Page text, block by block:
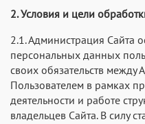
2. Условия и цели
2.1. Администрация Сайта
персональных данных
своих обязательств между
Пользователем в рамках
деятельности и работе
владельцев Сайта. В силу